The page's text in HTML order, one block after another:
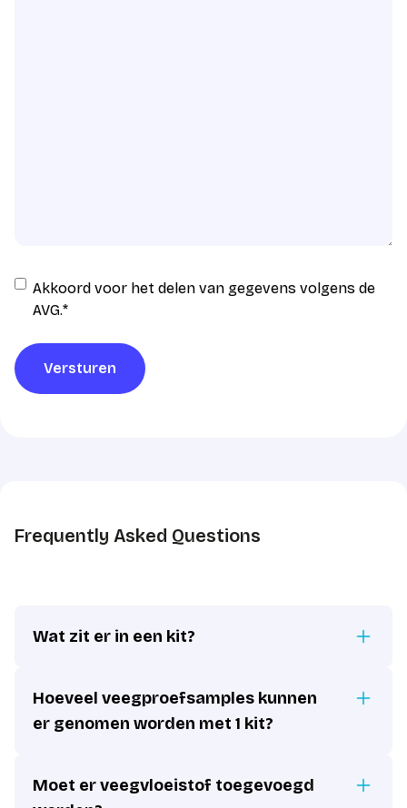
Instemming
AVG
Akkoord voor het delen van gegevens volgens de
AVG.*
Versturen
Frequently Asked Questions
Wat zit er in een kit?
Hoeveel veegproefsamples kunnen
er genomen worden met 1 kit?
Moet er veegvloeistof toegevoegd